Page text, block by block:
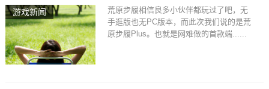
游戏新闻
荒原步履相信良多小伙伴都玩过了吧，无
手逛版也无PC版本，而此次我们说的是荒
原步履Plus。也就是网难做的首款端......